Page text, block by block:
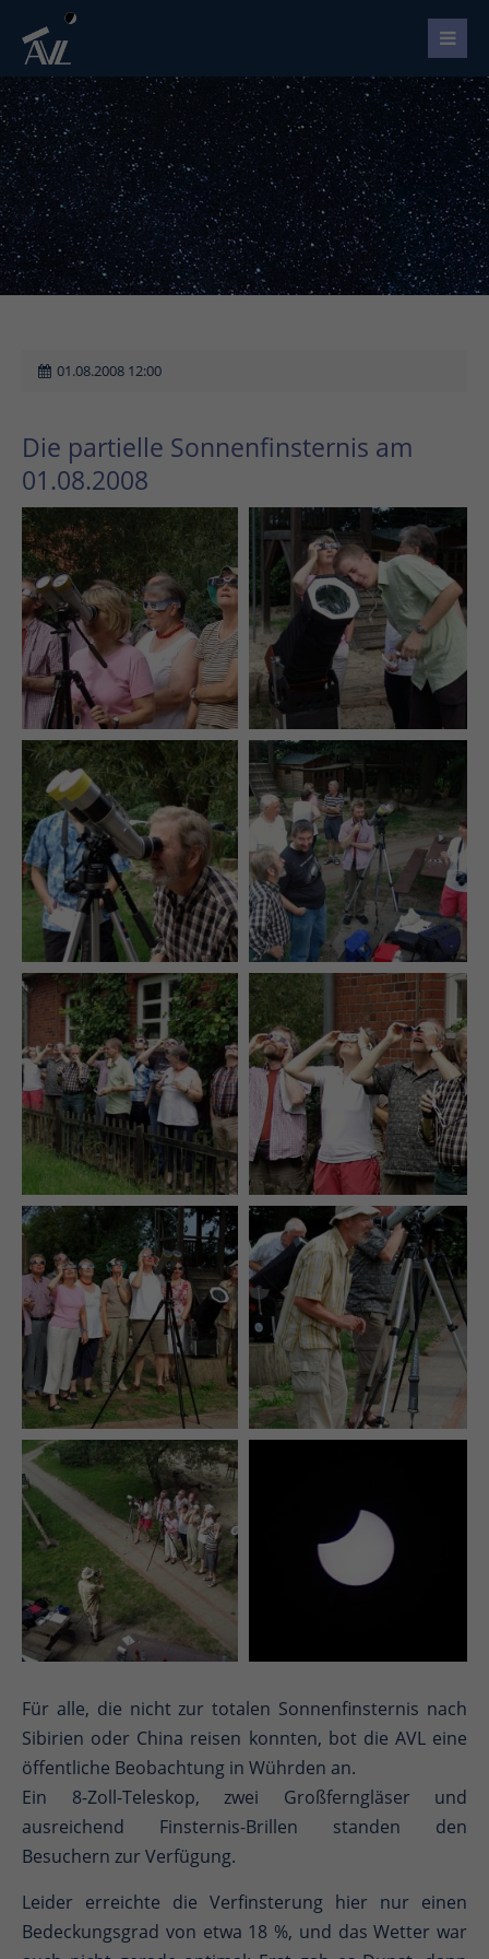
01.08.2008 12:00
Die partielle Sonnenfinsternis am
01.08.2008
Für alle, die nicht zur totalen Sonnenfinsternis nach
Sibirien oder China reisen konnten, bot die AVL eine
öffentliche Beobachtung in Wührden an.
Ein 8-Zoll-Teleskop, zwei Großferngläser und
ausreichend Finsternis-Brillen standen den
Besuchern zur Verfügung.
Leider erreichte die Verfinsterung hier nur einen
Bedeckungsgrad von etwa 18 %, und das Wetter war